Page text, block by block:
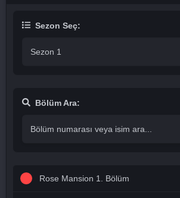
Sezon Seç:
Sezon 1
Bölüm Ara:
Rose Mansion 1. Bölüm